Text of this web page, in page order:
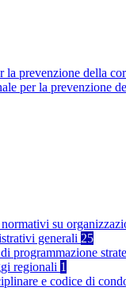
la prevenzione della
per la prevenzione
su
generali 25
programmazione
regionali 1
e codice di